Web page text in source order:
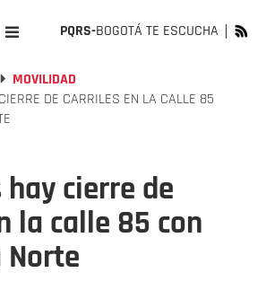
PQRS-BOGOTÁ TE ESCUCHA
MOVILIDAD
DE CARRILES EN LA CALLE 85
cierre de
la calle 85 con